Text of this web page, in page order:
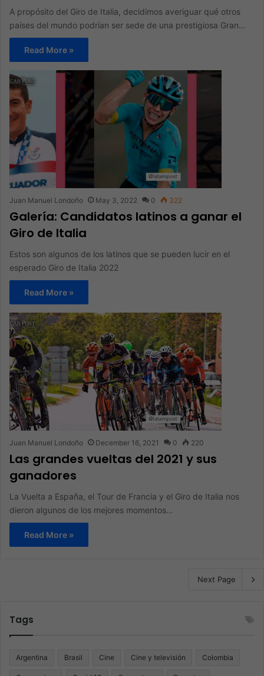
A propósito del Giro de Italia, decidimos averiguar qué otros
países del mundo podrían ser sede de una prestigiosa Gran…
Read More »
Juan Manuel Londoño May 3, 2022 0 322
Galería: Candidatos latinos a ganar el
Giro de Italia
Estos son algunos de los latinos que se pueden lucir en el
esperado Giro de Italia 2022
Read More »
Juan Manuel Londoño December 16, 2021 0 220
Las grandes vueltas del 2021 y sus
ganadores
La Vuelta a España, el Tour de Francia y el Giro de Italia nos
dieron algunos de los mejores momentos…
Read More »
Next Page
Tags
Argentina Brasil Cine Cine y televisión Colombia